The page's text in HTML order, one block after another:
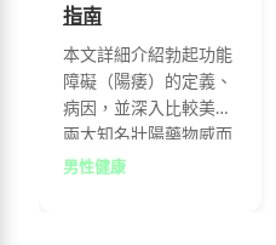
指南
本文詳細介紹勃起功能
障礙（陽痿）的定義、
病因，並深入比較美國
兩大知名壯陽藥物威而
鋼與犀利士的功效、劑
男性健康